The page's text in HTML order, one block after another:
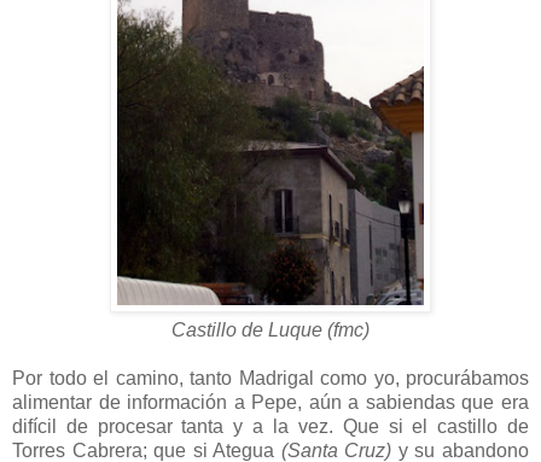
Castillo de Luque (fmc)
Por todo el camino, tanto Madrigal como yo, procurábamos
alimentar de información a Pepe, aún a sabiendas que era
difícil de procesar tanta y a la vez. Que si el castillo de
Torres Cabrera; que si Ategua (Santa Cruz) y su abandono